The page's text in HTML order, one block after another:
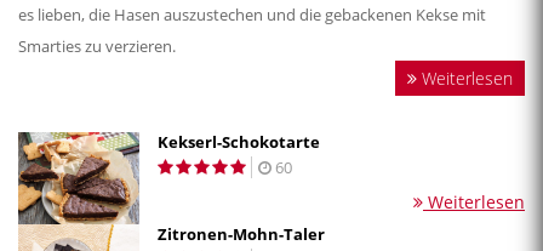
es lieben, die Hasen auszustechen und die gebackenen Kekse mit
Smarties zu verzieren.
Weiterlesen
Kekserl-Schokotarte
60
Weiterlesen
Zitronen-Mohn-Taler